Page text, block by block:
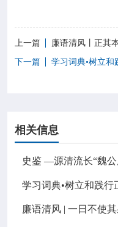
上一篇
廉语清风丨正其
下一篇
相关信息
史鉴 —源清流长“魏公
廉语清风 | 一日不使